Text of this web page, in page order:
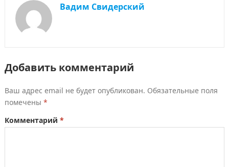
Вадим Свидерский
Добавить комментарий
Ваш адрес email не будет опубликован. Обязательные поля
помечены *
Комментарий *